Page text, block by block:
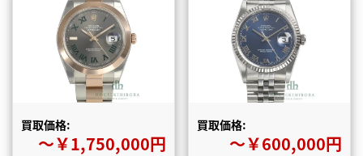
買取価格:
〜￥1,750,000円
買取価格:
〜￥600,000円